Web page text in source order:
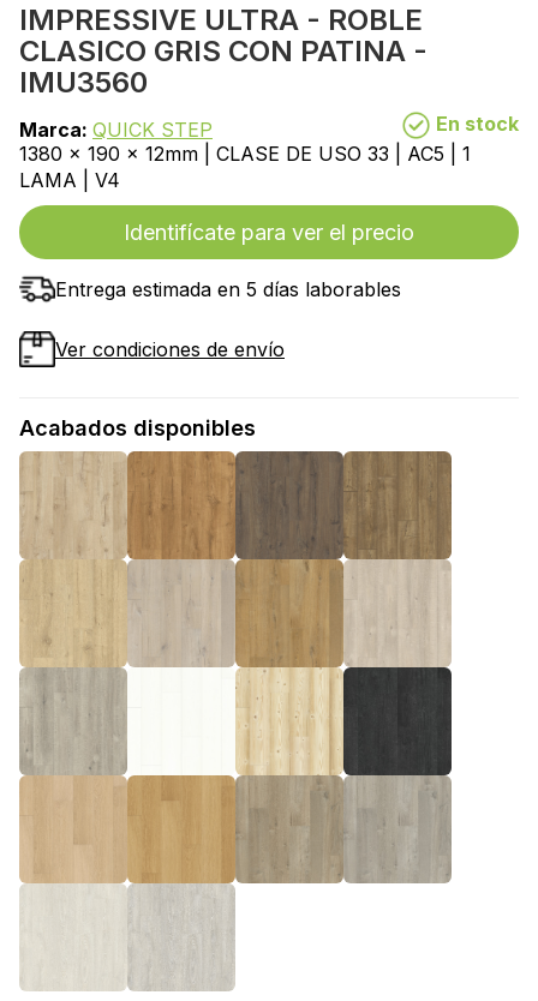
IMPRESSIVE ULTRA - ROBLE
CLASICO GRIS CON PATINA -
IMU3560
Marca: QUICK STEP
En stock
1380 x 190 x 12mm | CLASE DE USO 33 | AC5 | 1
LAMA | V4
Identifícate para ver el precio
Entrega estimada en 5 días laborables
Ver condiciones de envío
Acabados disponibles